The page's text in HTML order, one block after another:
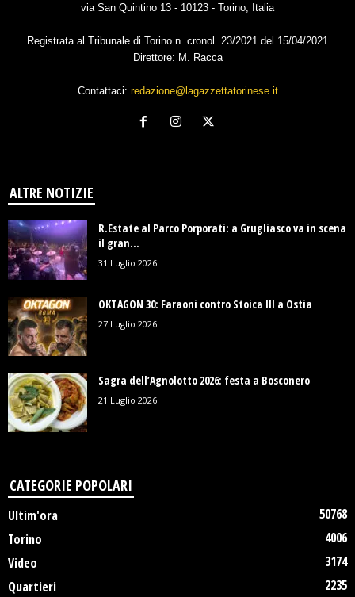
via San Quintino 13 - 10123 - Torino, Italia
Registrata al Tribunale di Torino n. cronol. 23/2021 del 15/04/2021
Direttore: M. Racca
Contattaci: redazione@lagazzettatorinese.it
ALTRE NOTIZIE
R.Estate al Parco Porporati: a Grugliasco va in scena
il gran...
31 Luglio 2026
OKTAGON 30: Faraoni contro Stoica III a Ostia
27 Luglio 2026
Sagra dell’Agnolotto 2026: festa a Bosconero
21 Luglio 2026
CATEGORIE POPOLARI
Ultim'ora
50768
Torino
4006
Video
3174
Quartieri
2235